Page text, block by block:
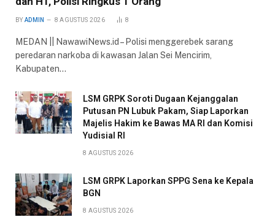
BY ADMIN 8 AGUSTUS 2026 8
MEDAN || NawawiNews.id – Polisi menggerebek sarang
peredaran narkoba di kawasan Jalan Sei Mencirim,
Kabupaten…
LSM GRPK Soroti Dugaan Kejanggalan
Putusan PN Lubuk Pakam, Siap Laporkan
Majelis Hakim ke Bawas MA RI dan Komisi
Yudisial RI
8 AGUSTUS 2026
LSM GRPK Laporkan SPPG Sena ke Kepala
BGN
8 AGUSTUS 2026